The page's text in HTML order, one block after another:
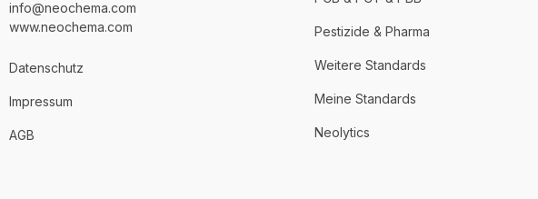
info@neochema.com
www.neochema.com
Datenschutz
Impressum
AGB
Pestizide & Pharma
Weitere Standards
Meine Standards
Neolytics